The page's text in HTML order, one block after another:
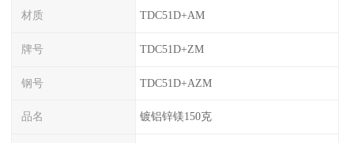
材质 TDC51D+AM
牌号 TDC51D+ZM
钢号 TDC51D+AZM
品名 镀铝锌镁150克